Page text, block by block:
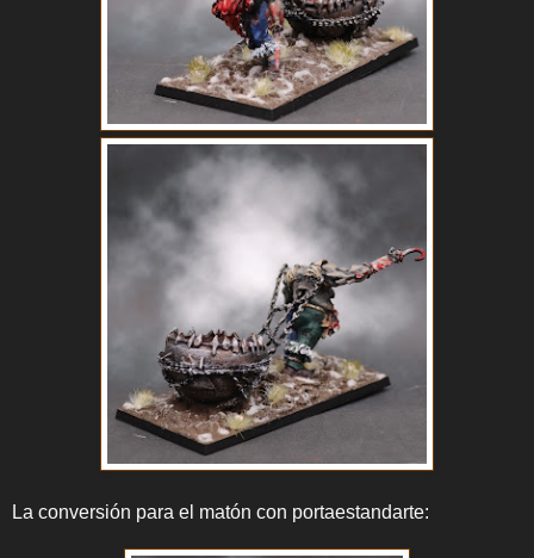
La conversión para el matón con portaestandarte: